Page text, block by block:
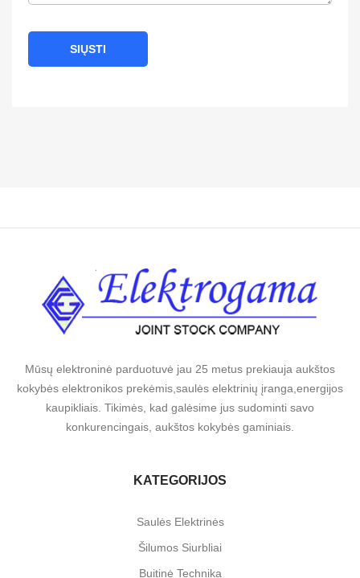
SIŲSTI
Mūsų elektroninė parduotuvė jau 25 metus prekiauja aukštos
kokybės elektronikos prekėmis,saulės elektrinių įranga,energijos
kaupikliais. Tikimės, kad galėsime jus sudominti savo
konkurencingais, aukštos kokybės gaminiais.
KATEGORIJOS
Saulės Elektrinės
Šilumos Siurbliai
Buitinė Technika